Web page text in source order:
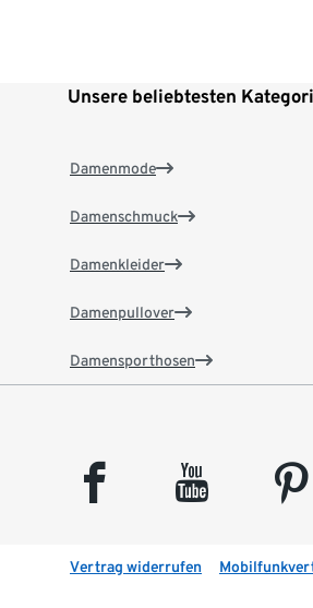
Unsere beliebtesten
Damenmode
Damenschmuck
Damenkleider
Damenpullover
Damensporthosen
facebook youtube pinterest
Vertrag widerrufen